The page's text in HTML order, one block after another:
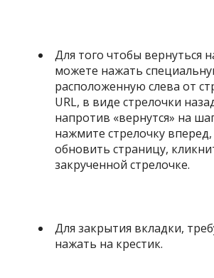
Для того чтобы вернуться
можете нажать
расположенную слева от
URL, в виде стрелочки
напротив «вернутся» на
нажмите стрелочку
обновить страницу,
закрученной стрелочке.
Для закрытия вкладки,
нажать на крестик.